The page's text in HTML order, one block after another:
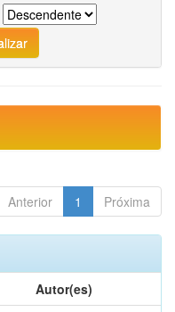
Anterior 1 Próxima
Autor(es)